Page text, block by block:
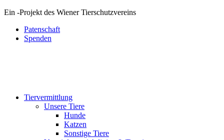
Ein -Projekt des Wiener Tierschutzvereins
Patenschaft
Spenden
Tiervermittlung
Unsere Tiere
Hunde
Katzen
Sonstige Tiere